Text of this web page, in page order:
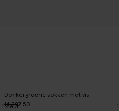
Donkergroene sokken met vis
14.997.50
1kleur 1